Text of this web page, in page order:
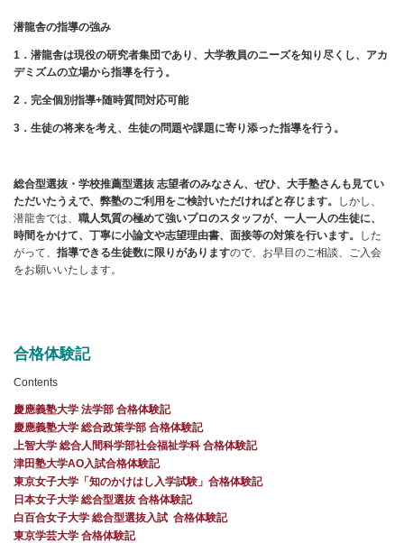
潜龍舎の指導の強み
1 ．潜龍舎は現役の研究者集団であり、大学教員のニーズを知り尽くし、アカ
デミズムの立場から指導を行う。
2 ．完全個別指導+随時質問対応可能
3 ．生徒の将来を考え、生徒の問題や課題に寄り添った指導を行う。
総合型選抜・学校推薦型選抜 志望者のみなさん、ぜひ、大手塾さんも見てい
ただいたうえで、弊塾のご利用をご検討いただければと存じます。
しかし、
潜龍舎では、 職人気質の極めて強いプロのスタッフが、一人一人の生徒に、
時間をかけて、丁寧に小論文や志望理由書、面接等の対策を行います。
した
がって、 指導できる生徒数に限りがありますので、お早目のご相談、ご入会
をお願いいたします。
合格体験記
Contents
慶應義塾大学 法学部 合格体験記
慶應義塾大学 総合政策学部 合格体験記
上智大学 総合人間科学部社会福祉学科 合格体験記
津田塾大学AO入試合格体験記
東京女子大学「知のかけはし入学試験」合格体験記
日本女子大学 総合型選抜 合格体験記
白百合女子大学 総合型選抜入試 合格体験記
東京学芸大学 合格体験記